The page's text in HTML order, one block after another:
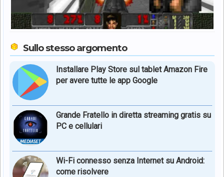
Sullo stesso argomento
Installare Play Store sul tablet Amazon Fire
per avere tutte le app Google
Grande Fratello in diretta streaming gratis su
PC e cellulari
Wi-Fi connesso senza Internet su Android:
come risolvere